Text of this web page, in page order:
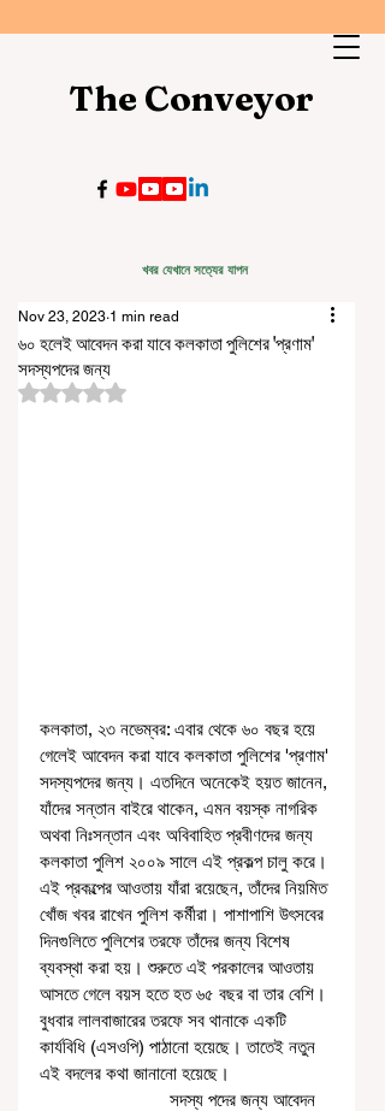
The Conveyor
খবর যেখানে সত্যের যাপন
৬০ হলেই আবেদন করা যাবে কলকাতা পুলিশের 'প্রণাম'
সদস্যপদের জন্য
Nov 23, 2023 1 min read
Rated NaN out of 5 stars.
কলকাতা, ২৩ নভেম্বর: এবার থেকে ৬০ বছর হয়ে
গেলেই আবেদন করা যাবে কলকাতা পুলিশের 'প্রণাম'
সদস্যপদের জন্য। এতদিনে অনেকেই হয়ত জানেন,
যাঁদের সন্তান বাইরে থাকেন, এমন বয়স্ক নাগরিক
অথবা নিঃসন্তান এবং অবিবাহিত প্রবীণদের জন্য
কলকাতা পুলিশ ২০০৯ সালে এই প্রকল্প চালু করে।
এই প্রকল্পের আওতায় যাঁরা রয়েছেন, তাঁদের নিয়মিত
খোঁজ খবর রাখেন পুলিশ কর্মীরা। পাশাপাশি উৎসবের
দিনগুলিতে পুলিশের তরফে তাঁদের জন্য বিশেষ
ব্যবস্থা করা হয়। শুরুতে এই পরকালের আওতায়
আসতে গেলে বয়স হতে হত ৬৫ বছর বা তার বেশি।
বুধবার লালবাজারের তরফে সব থানাকে একটি
কার্যবিধি (এসওপি) পাঠানো হয়েছে। তাতেই নতুন
এই বদলের কথা জানানো হয়েছে।